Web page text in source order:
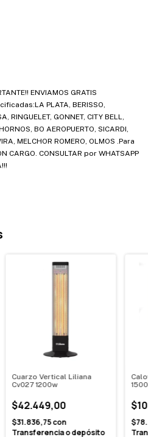
ENVIAMOS GRATIS
PLATA, BERISSO,
RINGUELET, GONNET, CITY BELL,
BO AEROPUERTO, SICARDI,
MELCHOR ROMERO, OLMOS .Para
CONSULTAR por WHATSAPP
Cuarzo Vertical Liliana
Cv027 1200w
$42.449,00
$31.836,75con
Transferencia o depósito